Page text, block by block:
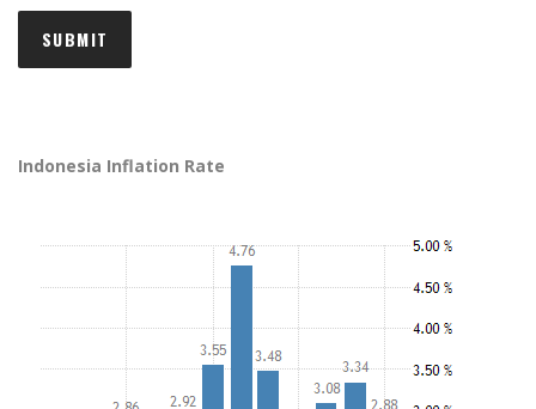
Indonesia Inflation Rate